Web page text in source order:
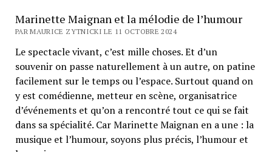
Marinette Maignan et la mélodie de l’humour
PAR MAURICE ZYTNICKI LE 11 OCTOBRE 2024
Le spectacle vivant, c’est mille choses. Et d’un
souvenir on passe naturellement à un autre, on patine
facilement sur le temps ou l’espace. Surtout quand on
y est comédienne, metteur en scène, organisatrice
d’événements et qu’on a rencontré tout ce qui se fait
dans sa spécialité. Car Marinette Maignan en a une : la
musique et l’humour, soyons plus précis, l’humour et